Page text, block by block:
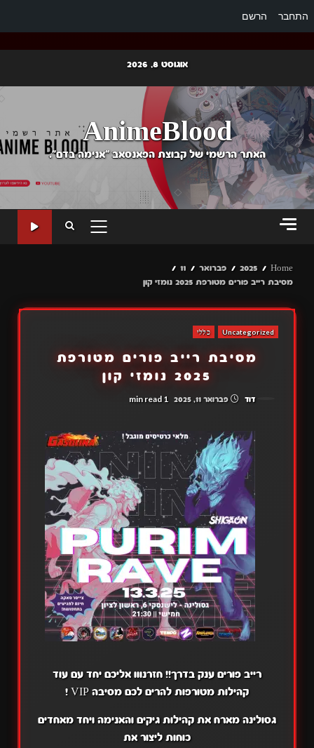
התחבר הרשם
content
אוגוסט 8, 2026
AnimeBlood
האתר הרשמי של קבוצת הפאנסאב "אנימה בדם".
PRIMARY
Home
2025 פברואר
11
מסיבת רייב פורים מטורפת 2025 נומזי קון
Uncategorized כללי
מסיבת רייב פורים מטורפת
2025 נומזי קון
דוד פברואר 11, 2025 1 min read
רייב פורים ענק בדרך!! חזרנווו אליכם יחד עם עוד
קהילות מטורפות להרים לכם מסיבה VIP !
גסולינה מארח את קהילות גיקים והאנימה ויחד מאחדים
כוחות ליצור את